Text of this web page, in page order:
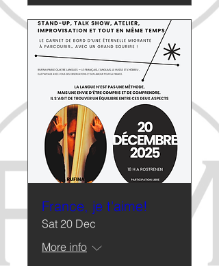
France, je t'aime!
Sat 20 Dec
More info